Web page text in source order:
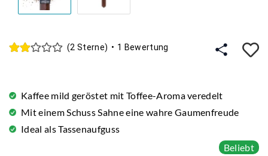
(2 Sterne) • 1 Bewertung
Kaffee mild geröstet mit Toffee-Aroma veredelt
Mit einem Schuss Sahne eine wahre Gaumenfreude
Ideal als Tassenaufguss
Beliebt